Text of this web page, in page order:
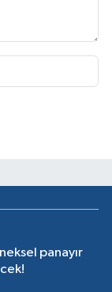
panayır